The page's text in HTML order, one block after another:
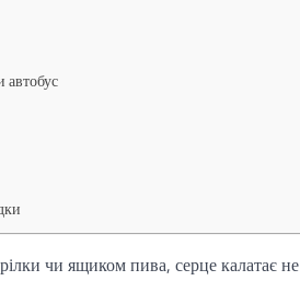
автобус
чи ящиком пива, серце калатає